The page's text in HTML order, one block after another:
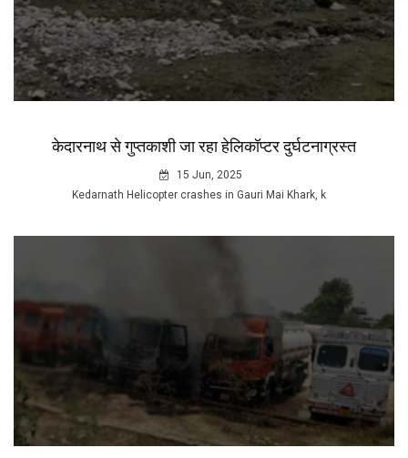
केदारनाथ से गुप्तकाशी जा रहा हेलिकॉप्टर दुर्घटनाग्रस्त
15 Jun, 2025
Kedarnath Helicopter crashes in Gauri Mai Khark, k